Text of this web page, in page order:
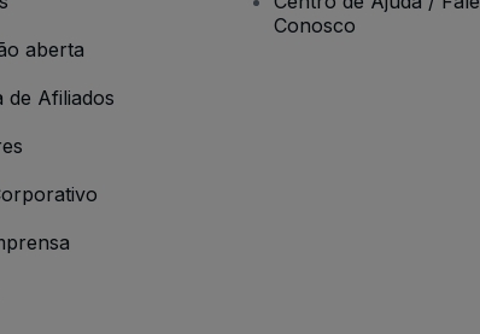
aberta
de Afiliados
Conosco